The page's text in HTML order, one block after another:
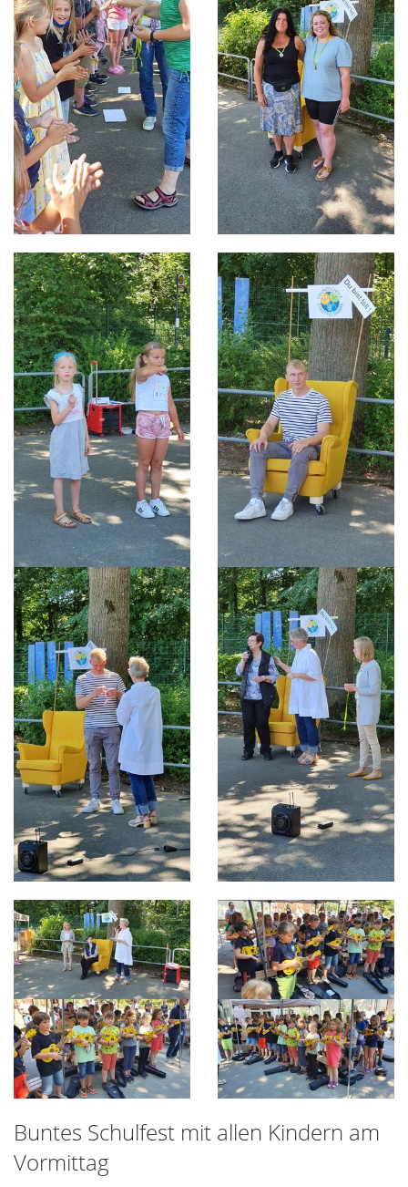
Buntes Schulfest mit allen Kindern am
Vormittag